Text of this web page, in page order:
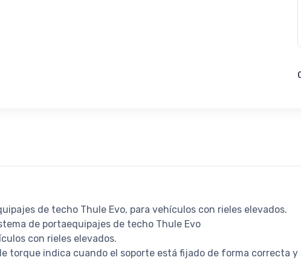
de techo Thule Evo, para vehículos con rieles elevados.
de portaequipajes de techo Thule Evo
con rieles elevados.
torque indica cuando el soporte está fijado de forma correcta